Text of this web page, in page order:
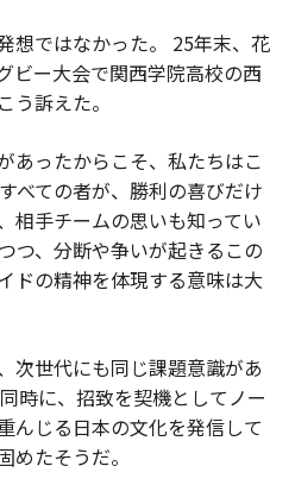
想ではなかった。 25年末、花
ビー大会で関西学院高校の西
う訴えた。
あったからこそ、私たちはこ
べての者が、勝利の喜びだけ
相手チームの思いも知ってい
つ、分断や争いが起きるこの
ドの精神を体現する意味は大
次世代にも同じ課題意識があ
時に、招致を契機としてノー
んじる日本の文化を発信して
めたそうだ。